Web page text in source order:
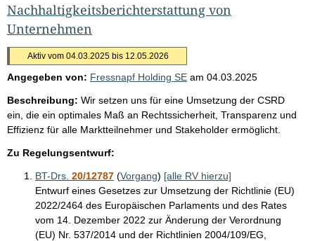
Nachhaltigkeitsberichterstattung von
Unternehmen
Aktiv vom 04.03.2025 bis 12.05.2026
Angegeben von: Fressnapf Holding SE am 04.03.2025
Beschreibung: Wir setzen uns für eine Umsetzung der CSRD
ein, die ein optimales Maß an Rechtssicherheit, Transparenz und
Effizienz für alle Marktteilnehmer und Stakeholder ermöglicht.
Zu Regelungsentwurf:
BT-Drs. 20/12787 (Vorgang) [alle RV hierzu]
Entwurf eines Gesetzes zur Umsetzung der Richtlinie (EU)
2022/2464 des Europäischen Parlaments und des Rates
vom 14. Dezember 2022 zur Änderung der Verordnung
(EU) Nr. 537/2014 und der Richtlinien 2004/109/EG,